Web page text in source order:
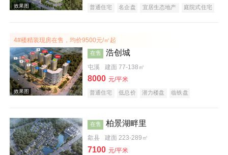
普通住宅 名企盘 宜居生态地产 庭院式住宅
4#楼精装现房在售，均价9500元/㎡起
在售 浩创城
屯溪 建面 77-138㎡
8000 元/平米
普通住宅 低总价 潜力楼盘 临铁盘
在售 柏景湖畔里
歙县 建面 223-289㎡
7100 元/平米